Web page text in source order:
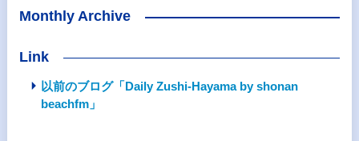
Monthly Archive
Link
以前のブログ「Daily Zushi-Hayama by shonan
beachfm」